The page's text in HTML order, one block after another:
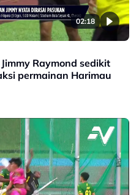
02:18
Raymond sedikit
permainan Harimau